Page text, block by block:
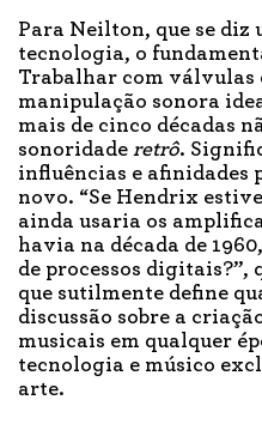
Para Neilton, que se diz
tecnologia, o
Trabalhar com válvulas
manipulação sonora
mais de cinco décadas
sonoridade retrô.
influências e afinidades
novo. “Se Hendrix
ainda usaria os
havia na década de
de processos digitais?”,
que sutilmente define
discussão sobre a
musicais em qualquer
tecnologia e músico
arte.